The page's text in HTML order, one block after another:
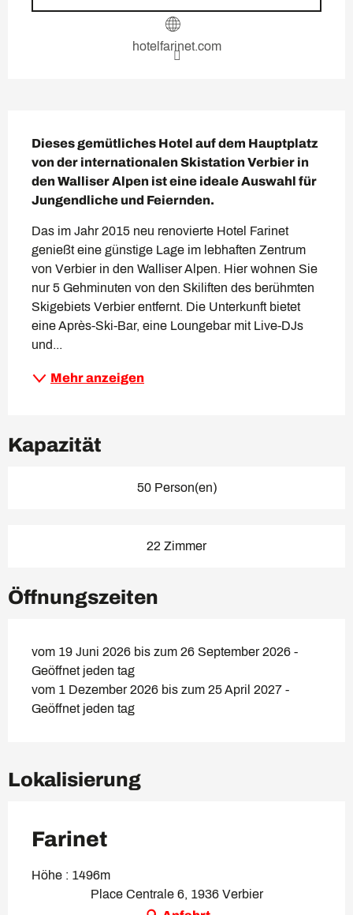
hotelfarinet.com
Dieses gemütliches Hotel auf dem Hauptplatz
von der internationalen Skistation Verbier in
den Walliser Alpen ist eine ideale Auswahl für
Jungendliche und Feiernden.
Das im Jahr 2015 neu renovierte Hotel Farinet
genießt eine günstige Lage im lebhaften Zentrum
von Verbier in den Walliser Alpen. Hier wohnen Sie
nur 5 Gehminuten von den Skiliften des berühmten
Skigebiets Verbier entfernt. Die Unterkunft bietet
eine Après-Ski-Bar, eine Loungebar mit Live-DJs
und...
Mehr anzeigen
Kapazität
50 Person(en)
22 Zimmer
Öffnungszeiten
vom 19 Juni 2026 bis zum 26 September 2026 -
Geöffnet jeden tag
vom 1 Dezember 2026 bis zum 25 April 2027 -
Geöffnet jeden tag
Lokalisierung
Farinet
Höhe : 1496m
Place Centrale 6, 1936 Verbier